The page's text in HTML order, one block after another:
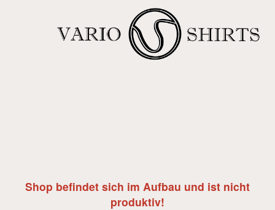
Shop befindet sich im Aufbau und ist nicht
produktiv!